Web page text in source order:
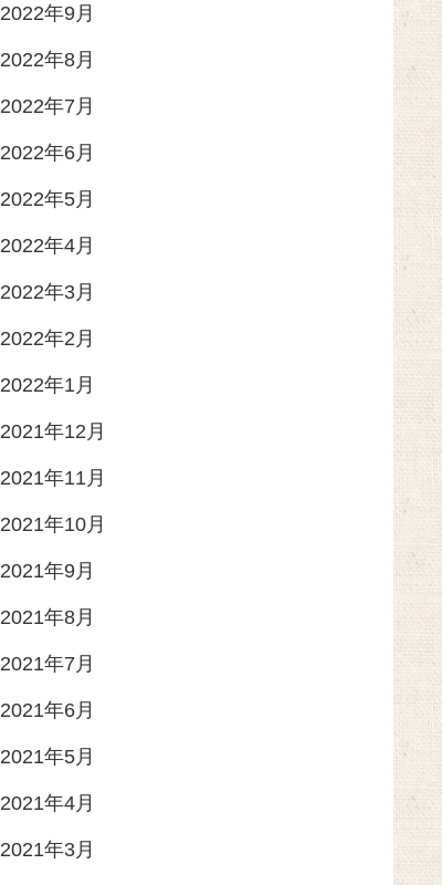
2022年9月
2022年8月
2022年7月
2022年6月
2022年5月
2022年4月
2022年3月
2022年2月
2022年1月
2021年12月
2021年11月
2021年10月
2021年9月
2021年8月
2021年7月
2021年6月
2021年5月
2021年4月
2021年3月